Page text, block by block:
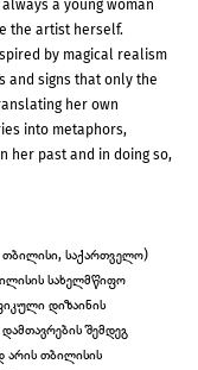
a young woman
the artist herself.
by magical realism
and signs that only the
her own
into metaphors,
her past and in doing so,
თბილისი, საქართველო)
სახელმწიფო
დიზაინის
შემდეგ
არის თბილისის